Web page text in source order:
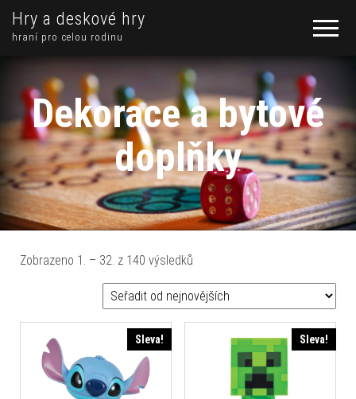
Hry a deskové hry
hraní pro celou rodinu
Dekorace a bytové
doplňky
Zobrazeno 1. – 32. z 140 výsledků
Sleva! Sleva!